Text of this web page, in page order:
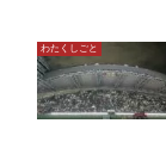
わたくしごと